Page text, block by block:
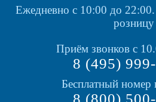
Ежедневно с 10:00 до 22:00.
розницу
Приём звонков с
8 (495)
Бесплатный номер
8 (800)